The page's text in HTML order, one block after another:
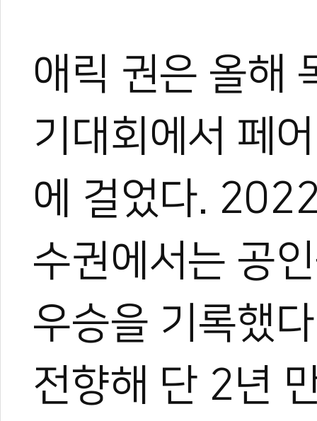
애릭 권은 올해
기대회에서 페
에 걸었다.
수권에서는 공
우승을 기록했
전향해 단 2년